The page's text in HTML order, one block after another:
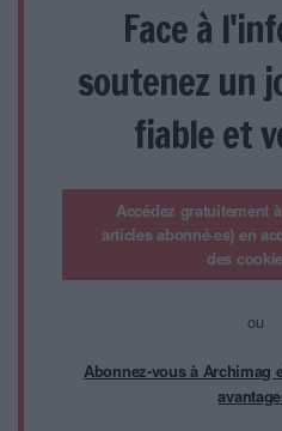
Face à
soutenez un
fiable et
Accédez gratuitement
articles abonné·es) en
des
ou
Abonnez-vous à Archimag